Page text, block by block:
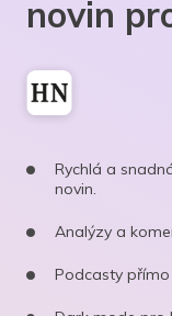
novin
Rychlá a
novin.
Analýzy a
Podcasty přímo